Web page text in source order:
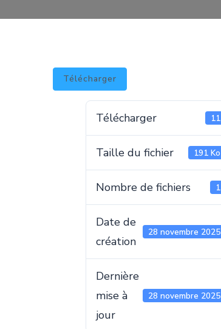
Télécharger
Télécharger 11
Taille du fichier 191 Ko
Nombre de fichiers 1
Date de
création
28 novembre 2025
Dernière
mise à
jour
28 novembre 2025